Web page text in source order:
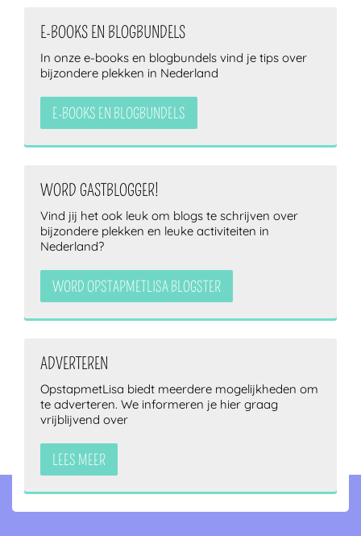
E-BOOKS EN BLOGBUNDELS
In onze e-books en blogbundels vind je tips over
bijzondere plekken in Nederland
E-BOOKS EN BLOGBUNDELS
WORD GASTBLOGGER!
Vind jij het ook leuk om blogs te schrijven over
bijzondere plekken en leuke activiteiten in
Nederland?
WORD OPSTAPMETLISA BLOGSTER
ADVERTEREN
OpstapmetLisa biedt meerdere mogelijkheden om
te adverteren. We informeren je hier graag
vrijblijvend over
LEES MEER